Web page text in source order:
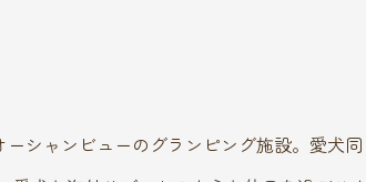
シャンビューのグランピング施設。愛犬同